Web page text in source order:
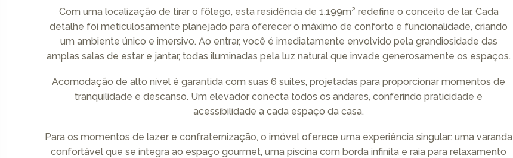
Com uma localização de tirar o fôlego, esta residência de 1.199m² redefine o conceito de lar. Cada
detalhe foi meticulosamente planejado para oferecer o máximo de conforto e funcionalidade, criando
um ambiente único e imersivo. Ao entrar, você é imediatamente envolvido pela grandiosidade das
amplas salas de estar e jantar, todas iluminadas pela luz natural que invade generosamente os espaços.
Acomodação de alto nível é garantida com suas 6 suítes, projetadas para proporcionar momentos de
tranquilidade e descanso. Um elevador conecta todos os andares, conferindo praticidade e
acessibilidade a cada espaço da casa.
Para os momentos de lazer e confraternização, o imóvel oferece uma experiência singular: uma varanda
confortável que se integra ao espaço gourmet, uma piscina com borda infinita e raia para relaxamento